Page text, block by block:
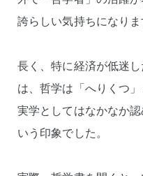
誇らしい気持ちになりま
長く、特に経済が低迷
は、哲学は「へりくつ
実学としてはなかなか
いう印象でした。